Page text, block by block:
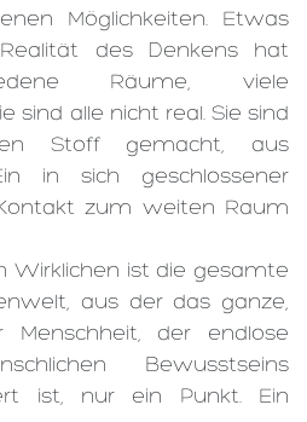
Möglichkeiten. Etwas
Realität des Denkens hat
Räume, viele
sind alle nicht real. Sie sind
Stoff gemacht, aus
in sich geschlossener
zum weiten Raum
Wirklichen ist die gesamte
aus der das ganze,
Menschheit, der endlose
Bewusstseins
ist, nur ein Punkt. Ein